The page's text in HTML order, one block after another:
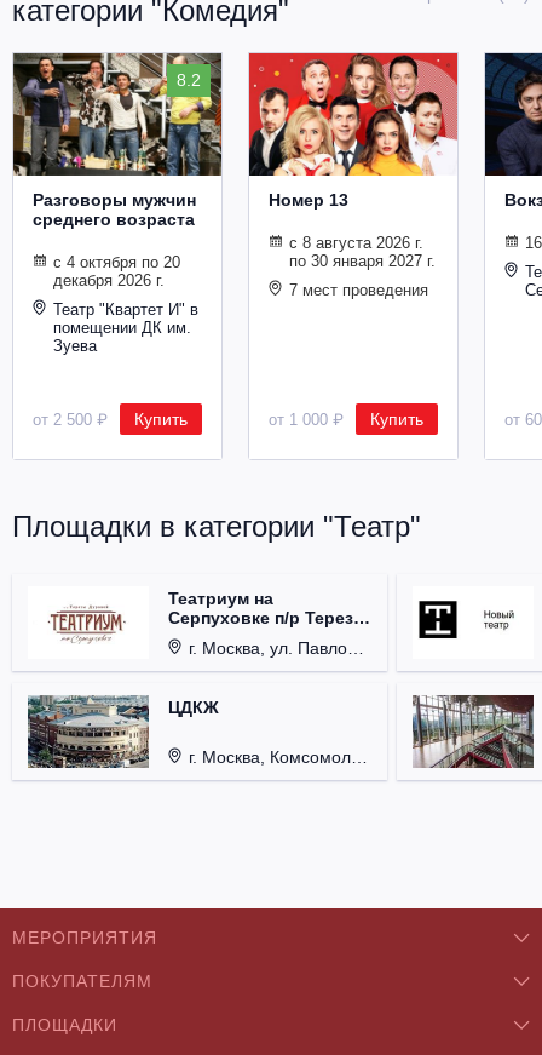
категории "Комедия"
8.2
Разговоры мужчин
среднего возраста
с 4 октября по 20
декабря 2026 г.
Театр "Квартет И" в
помещении ДК им.
Зуева
от 2 500 ₽ Купить
Номер 13
с 8 августа 2026 г.
по 30 января 2027 г.
7 мест проведения
от 1 000 ₽ Купить от
Площадки в категории "Театр"
Театриум на
Серпуховке п/р Терезы
Дуровой
г. Москва, ул. Павловская, д. 6.
ЦДКЖ
г. Москва, Комсомольская пл., д. 4.
МЕРОПРИЯТИЯ
Концерты
Классика
ПОКУПАТЕЛЯМ
О нас
ПЛОЩАДКИ